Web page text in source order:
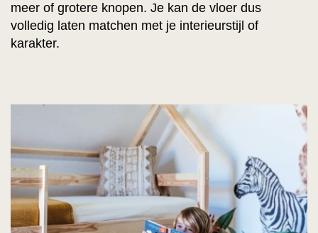
meer of grotere knopen. Je kan de vloer dus
volledig laten matchen met je interieurstijl of
karakter.